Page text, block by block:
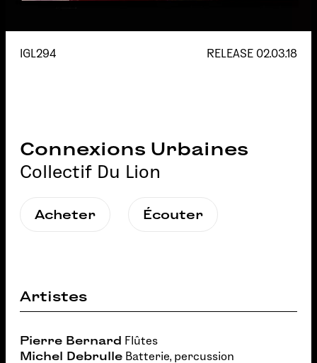
IGL294 RELEASE 02.03.18
Connexions Urbaines
Collectif Du Lion
Acheter Écouter
Artistes
Pierre Bernard Flûtes
Michel Debrulle Batterie, percussion